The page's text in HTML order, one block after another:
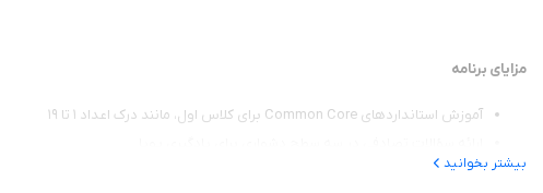
مزایای برنامه
آموزش استانداردهای Common Core برای کلاس اول، مانند درک اعداد ۱ تا ۱۹
امکان انتخاب و ارتقاء خودروهای مختلف با سکه‌های کسب‌شدهبیشتر بخوانید